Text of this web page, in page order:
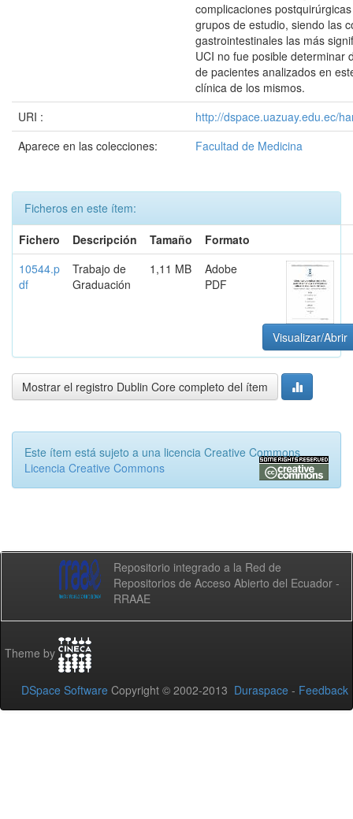
complicaciones
grupos de estudio, siendo las
gastrointestinales las más
UCI no fue posible determinar
de pacientes analizados en
clínica de los mismos.
URI :
http://dspace.uazuay.edu.ec/
Aparece en las colecciones:
Facultad de Medicina
Ficheros en este ítem:
Fichero
Descripción Tamaño
Formato
10544.p
df
Trabajo de
Graduación
1,11 MB
Adobe
PDF
Visualizar/Abrir
Mostrar el registro Dublin Core completo del ítem
Este ítem está sujeto a una licencia Creative Commons
Licencia Creative Commons
Repositorio integrado a la Red de
Repositorios de Acceso Abierto del Ecuador -
RRAAE
Theme by
DSpace Software Copyright © 2002-2013 Duraspace - Feedback